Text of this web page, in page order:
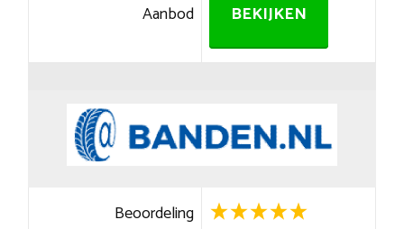
Aanbod BEKIJKEN
Beoordeling